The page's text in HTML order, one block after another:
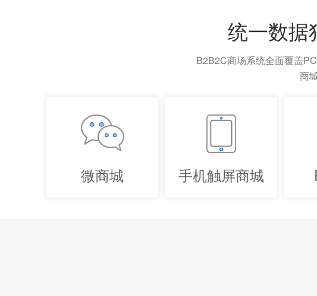
统一数据
B2B2C商场系统全面覆盖
商
微商城 手机触屏商城